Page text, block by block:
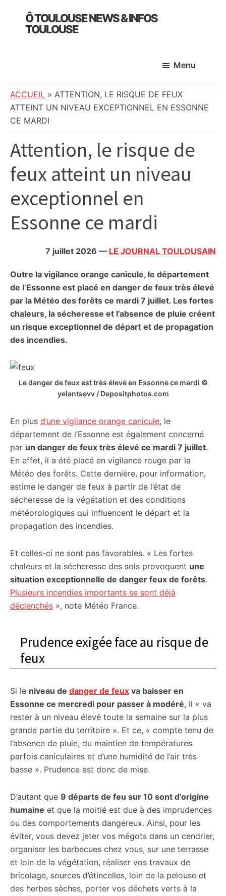
primary
Ô TOULOUSE NEWS & INFOS
TOULOUSE
:
info
locale,
culture,
politique,
météo,
divers
initiatives
Menu
ACCUEIL » ATTENTION, LE RISQUE DE FEUX
ATTEINT UN NIVEAU EXCEPTIONNEL EN ESSONNE
CE MARDI
Attention, le risque de
feux atteint un niveau
exceptionnel en
Essonne ce mardi
7 juillet 2026 — LE JOURNAL TOULOUSAIN
Outre la vigilance orange canicule, le département
de l’Essonne est placé en danger de feux très élevé
par la Météo des forêts ce mardi 7 juillet. Les fortes
chaleurs, la sécheresse et l’absence de pluie créent
un risque exceptionnel de départ et de propagation
des incendies.
Le danger de feux est très élevé en Essonne ce mardi ©
yelantsevv / Depositphotos.com
En plus d’une vigilance orange canicule, le
département de l’Essonne est également concerné
par un danger de feux très élevé ce mardi 7 juillet.
En effet, il a été placé en vigilance rouge par la
Météo des forêts. Cette dernière, pour information,
estime le danger de feux à partir de l’état de
sécheresse de la végétation et des conditions
météorologiques qui influencent le départ et la
propagation des incendies.
Et celles-ci ne sont pas favorables. « Les fortes
chaleurs et la sécheresse des sols provoquent une
situation exceptionnelle de danger feux de forêts.
Plusieurs incendies importants se sont déjà
déclenchés », note Météo France.
Prudence exigée face au risque de
feux
Si le niveau de danger de feux va baisser en
Essonne ce mercredi pour passer à modéré, il « va
rester à un niveau élevé toute la semaine sur la plus
grande partie du territoire ». Et ce, « compte tenu de
l’absence de pluie, du maintien de températures
parfois caniculaires et d’une humidité de l’air très
basse ». Prudence est donc de mise.
D’autant que 9 départs de feu sur 10 sont d’origine
humaine et que la moitié est due à des imprudences
ou des comportements dangereux. Ainsi, pour les
éviter, vous devez jeter vos mégots dans un cendrier,
organiser les barbecues chez vous, sur une terrasse
et loin de la végétation, réaliser vos travaux de
bricolage, sources d’étincelles, loin de la pelouse et
des herbes sèches, porter vos déchets verts à la